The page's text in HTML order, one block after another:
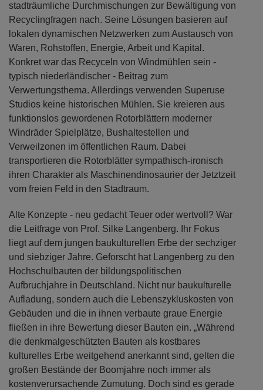
stadträumliche Durchmischungen zur Bewältigung von
Recyclingfragen nach. Seine Lösungen basieren auf
lokalen dynamischen Netzwerken zum Austausch von
Waren, Rohstoffen, Energie, Arbeit und Kapital.
Konkret war das Recyceln von Windmühlen sein -
typisch niederländischer - Beitrag zum
Verwertungsthema. Allerdings verwenden Superuse
Studios keine historischen Mühlen. Sie kreieren aus
funktionslos gewordenen Rotorblättern moderner
Windräder Spielplätze, Bushaltestellen und
Verweilzonen im öffentlichen Raum. Dabei
transportieren die Rotorblätter sympathisch-ironisch
ihren Charakter als Maschinendinosaurier der Jetztzeit
vom freien Feld in den Stadtraum.
Alte Konzepte - neu gedacht Teuer oder wertvoll? War
die Leitfrage von Prof. Silke Langenberg. Ihr Fokus
liegt auf dem jungen baukulturellen Erbe der sechziger
und siebziger Jahre. Geforscht hat Langenberg zu den
Hochschulbauten der bildungspolitischen
Aufbruchjahre in Deutschland. Nicht nur baukulturelle
Aufladung, sondern auch die Lebenszykluskosten von
Gebäuden und die in ihnen verbaute graue Energie
fließen in ihre Bewertung dieser Bauten ein. „Während
die denkmalgeschützten Bauten als kostbares
kulturelles Erbe weitgehend anerkannt sind, gelten die
großen Bestände der Boomjahre noch immer als
kostenverursachende Zumutung. Doch sind es gerade